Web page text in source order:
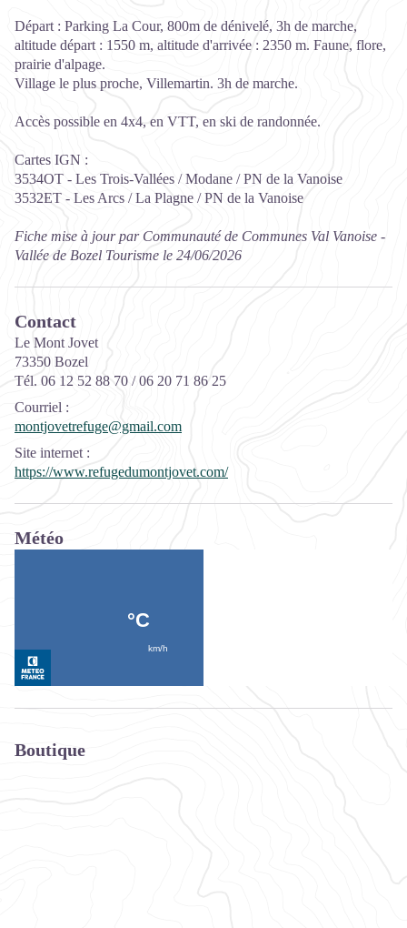
Départ : Parking La Cour, 800m de dénivelé, 3h de marche,
altitude départ : 1550 m, altitude d'arrivée : 2350 m. Faune, flore,
prairie d'alpage.
Village le plus proche, Villemartin. 3h de marche.
Accès possible en 4x4, en VTT, en ski de randonnée.
Cartes IGN :
3534OT - Les Trois-Vallées / Modane / PN de la Vanoise
3532ET - Les Arcs / La Plagne / PN de la Vanoise
Fiche mise à jour par Communauté de Communes Val Vanoise -
Vallée de Bozel Tourisme le 24/06/2026
Contact
Le Mont Jovet
73350 Bozel
Tél. 06 12 52 88 70 / 06 20 71 86 25
Courriel :
montjovetrefuge@gmail.com
Site internet :
https://www.refugedumontjovet.com/
Météo
Boutique